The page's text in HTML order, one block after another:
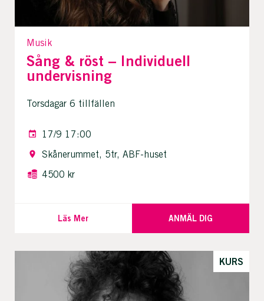
Musik
Sång & röst – Individuell
undervisning
Torsdagar 6 tillfällen
17/9 17:00
Skånerummet, 5tr, ABF-huset
4500 kr
Läs Mer ANMÄL DIG
KURS